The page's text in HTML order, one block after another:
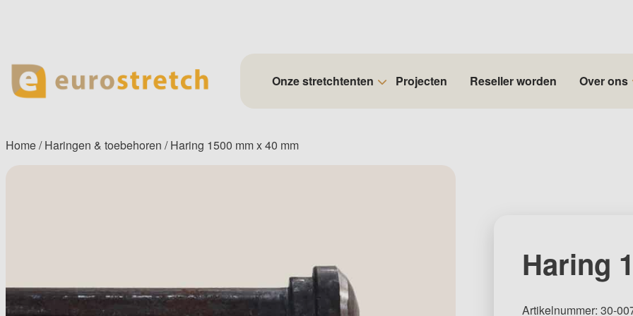
Onze stretchtenten Projecten Reseller worden Over ons
Home/Haringen & toebehoren / Haring 1500 mm x 40 mm
Haring
Artikelnummer: 30-